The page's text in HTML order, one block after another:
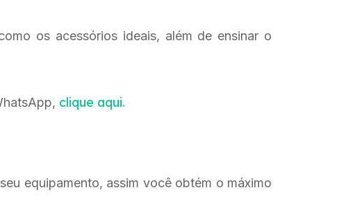
os acessórios ideais, além de ensinar o
clique aqui.
equipamento, assim você obtém o máximo